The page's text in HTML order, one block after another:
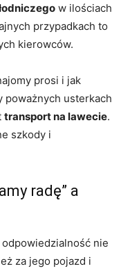
w ilościach
przypadkach to
kierowców.
prosi i jak
poważnych usterkach
transport na lawecie.
szkody i
radę” a
nie
za jego pojazd i